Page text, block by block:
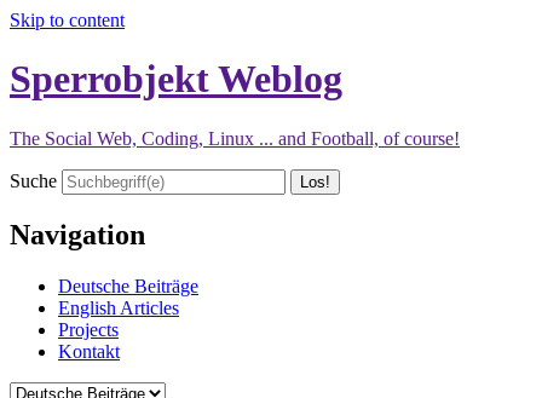
Skip to content
Sperrobjekt Weblog
The Social Web, Coding, Linux ... and Football, of course!
Suche
Navigation
Deutsche Beiträge
English Articles
Projects
Kontakt